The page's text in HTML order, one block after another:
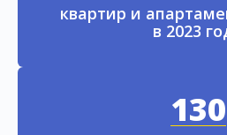
квартир и
в 2023
130